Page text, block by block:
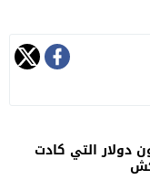
أسرار الـ 27 مليون دولار التي كادت